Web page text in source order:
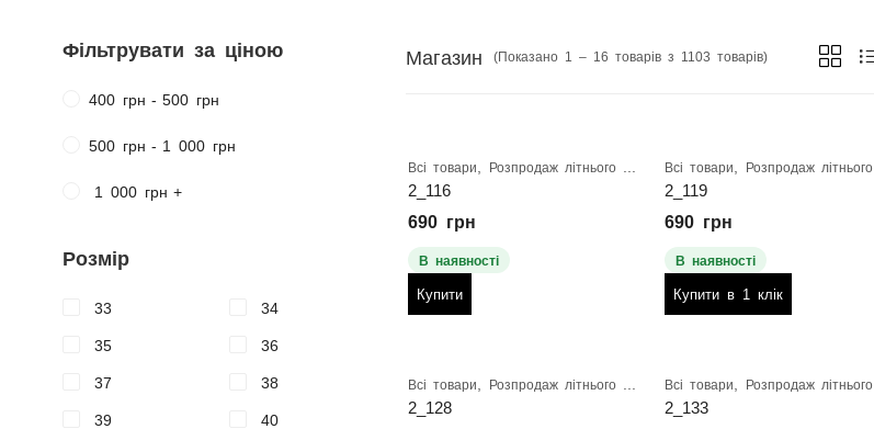
Магазин (Показано 1 – 16 товарів з 1103 товарів)
Всі товари Розпродаж літнього взуття
2_116
690 грн
В наявності
Купити
Всі товари Розпродаж літнього взуття
2_119
690 грн
В наявності
Купити в 1 клік
Всі товари Розпродаж літнього взуття
2_128
Всі товари Розпродаж літнього взуття
2_133
Фільтрувати за ціною
400 грн - 500 грн
500 грн - 1 000 грн
1 000 грн +
Розмір
33 34
35 36
37 38
39 40